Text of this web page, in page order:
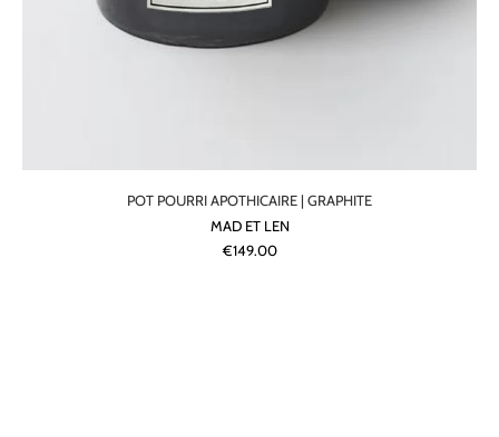
POT POURRI APOTHICAIRE | GRAPHITE
MAD ET LEN
€149.00